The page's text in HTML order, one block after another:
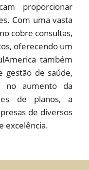
proporcionar
Com uma vasta
cobre consultas,
oferecendo um
também
gestão de saúde,
no aumento da
de planos, a
de diversos
excelência.